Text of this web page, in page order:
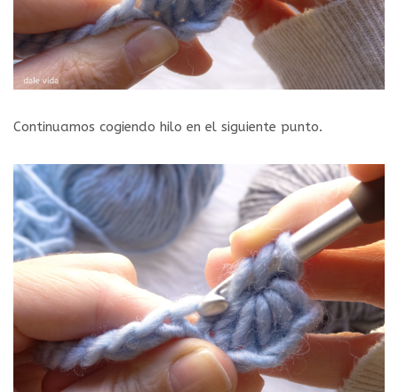
Continuamos cogiendo hilo en el siguiente punto.